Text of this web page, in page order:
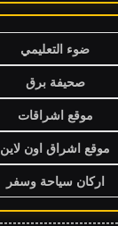
ضوء التعليمي
صحيفة برق
موقع اشراقات
موقع اشراق اون لاين
اركان سياحة وسفر